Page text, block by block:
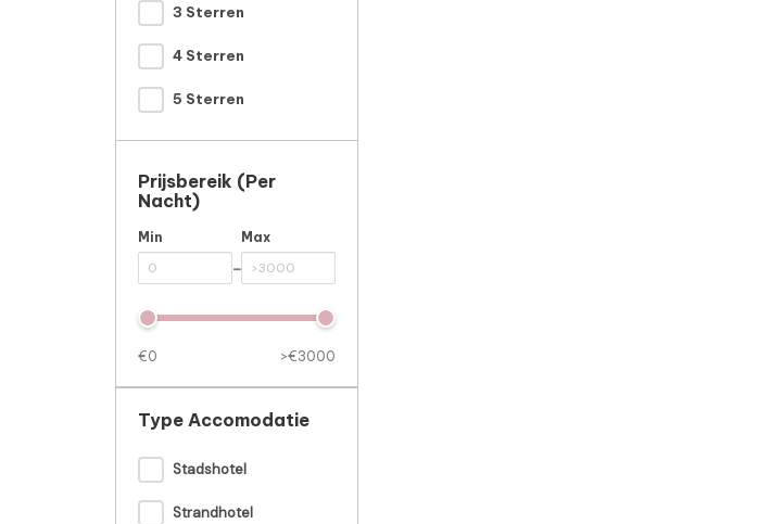
3 Sterren
4 Sterren
5 Sterren
Prijsbereik (per
Nacht)
Min
-
Max
€0 >€3000
Type Accomodatie
Stadshotel
Strandhotel